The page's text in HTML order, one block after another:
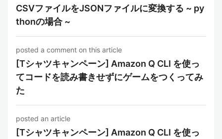
CSVファイルをJSONファイルに変換する ~ py
thonの場合 ~
posted a comment on this article
[Tシャツキャンペーン] Amazon Q CLI を使っ
てコードを読み書きせずにゲームをつくってみ
た
posted an article
[Tシャツキャンペーン] Amazon Q CLI を使っ